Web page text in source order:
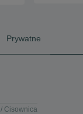
Prywatne
Cisownica